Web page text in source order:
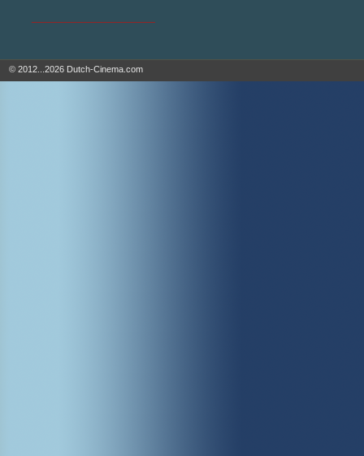
© 2012...2026 Dutch-Cinema.com